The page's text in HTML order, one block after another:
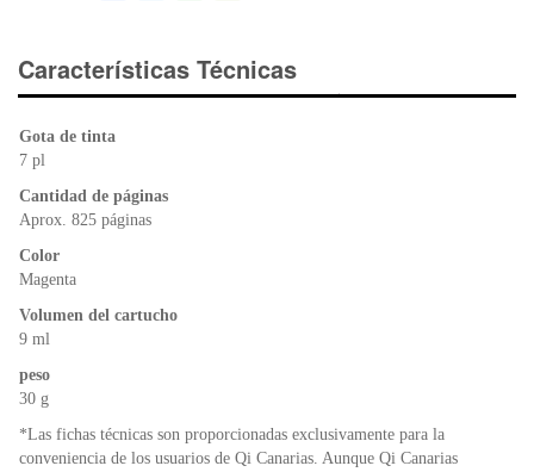
a
e
b
k
wi
er
h
s
A
ri
e
Características Técnicas
Gota de tinta
7 pl
Cantidad de páginas
Aprox. 825 páginas
Color
Magenta
Volumen del cartucho
9 ml
peso
30 g
*Las fichas técnicas son proporcionadas exclusivamente para la
conveniencia de los usuarios de Qi Canarias. Aunque Qi Canarias